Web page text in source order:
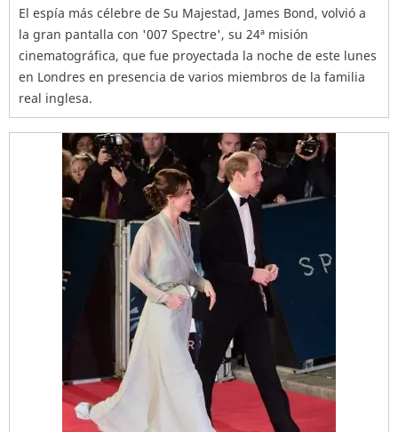
El espía más célebre de Su Majestad, James Bond, volvió a
la gran pantalla con '007 Spectre', su 24ª misión
cinematográfica, que fue proyectada la noche de este lunes
en Londres en presencia de varios miembros de la familia
real inglesa.